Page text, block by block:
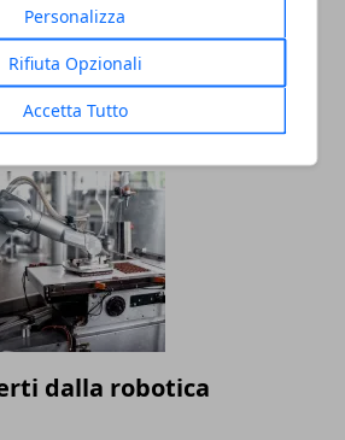
Personalizza
Rifiuta Opzionali
Accetta Tutto
il trapano avvitatore
proprie esigenze
dalla robotica